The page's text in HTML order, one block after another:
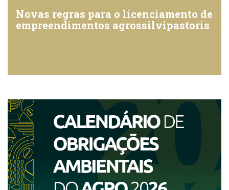
Novas regras para o licenciamento de
empreendimentos agrossilvipastoris